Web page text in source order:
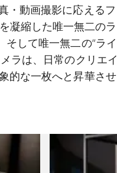
・動画撮影に応えるフ
凝縮した唯一無二のラ
して唯一無二の“ライ
ラは、日常のクリエイ
的な一枚へと昇華させ